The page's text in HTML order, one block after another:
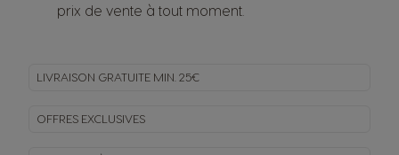
prix de vente à tout moment.
LIVRAISON GRATUITE MIN. 25€
OFFRES EXCLUSIVES